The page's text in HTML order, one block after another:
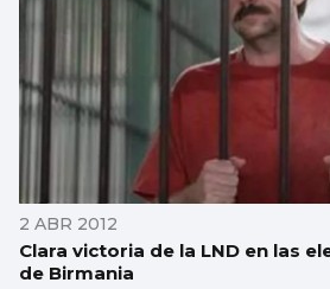
2 ABR 2012
Clara victoria de la LND en las
de Birmania